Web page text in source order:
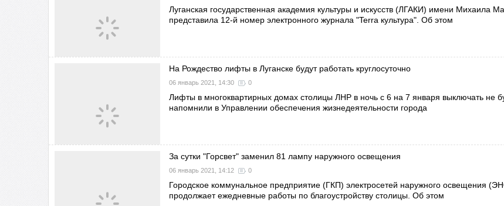
Луганская государственная академия культуры и искусств (ЛГАКИ) имени Михаила
представила 12-й номер электронного журнала "Terra культура". Об этом
На Рождество лифты в Луганске будут работать круглосуточно
06 январь 2021, 14:30 0
Лифты в многоквартирных домах столицы ЛНР в ночь с 6 на 7 января выключать не
напомнили в Управлении обеспечения жизнедеятельности города
За сутки "Горсвет" заменил 81 лампу наружного освещения
06 январь 2021, 14:12 0
Городское коммунальное предприятие (ГКП) электросетей наружного освещения
продолжает ежедневные работы по благоустройству столицы. Об этом